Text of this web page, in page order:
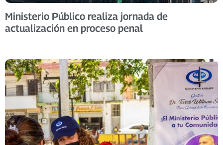
Ministerio Público realiza jornada de
actualización en proceso penal